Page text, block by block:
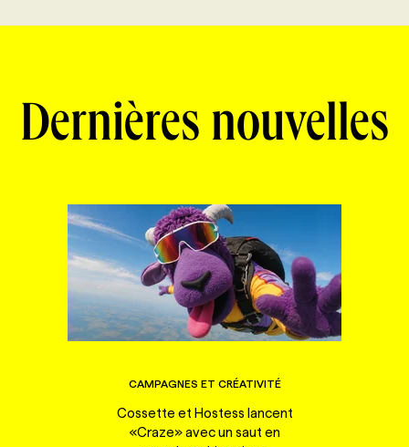
Dernières nouvelles
CAMPAGNES ET CRÉATIVITÉ
Cossette et Hostess lancent
«Craze» avec un saut en